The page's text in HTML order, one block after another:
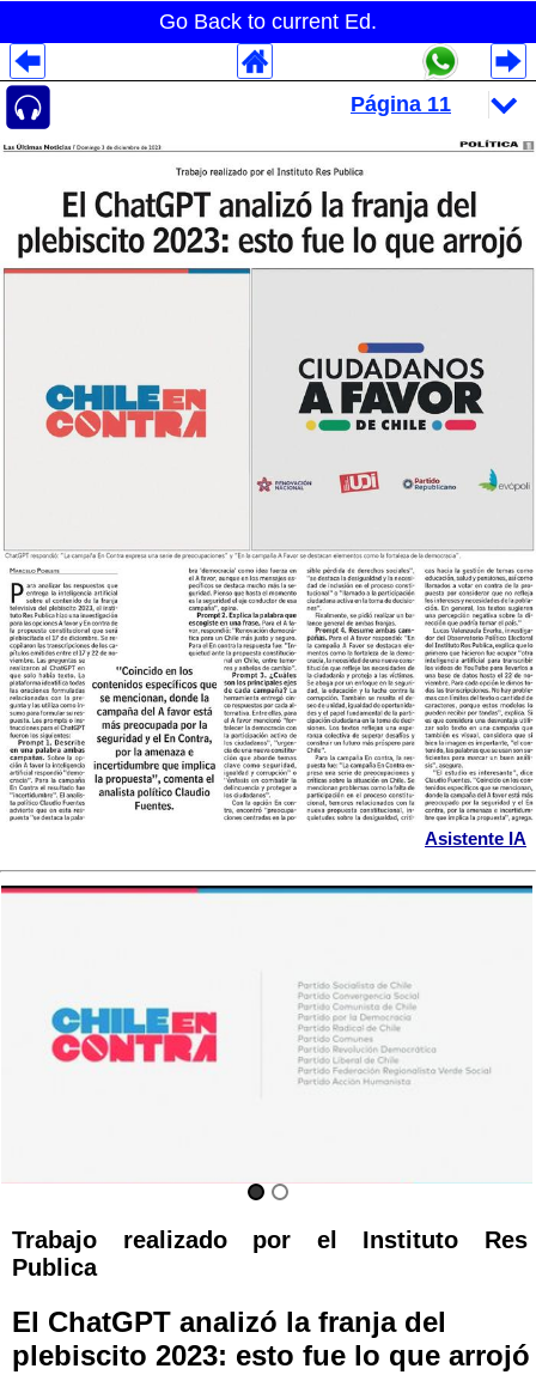
Go Back to current Ed.
Asistente IA
Trabajo realizado por el Instituto Res
Publica
El ChatGPT analizó la franja del
plebiscito 2023: esto fue lo que arrojó
Despliegues Analytics
Despliegues Totales
Despliegues por Rubros